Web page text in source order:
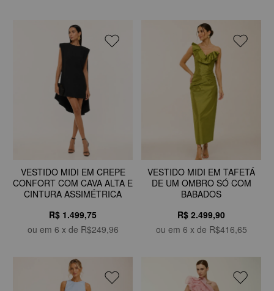
VESTIDO MIDI EM CREPE
CONFORT COM CAVA ALTA E
CINTURA ASSIMÉTRICA
R$ 1.499,75
ou em 6 x de R$249,96
VESTIDO MIDI EM TAFETÁ
DE UM OMBRO SÓ COM
BABADOS
R$ 2.499,90
ou em 6 x de R$416,65